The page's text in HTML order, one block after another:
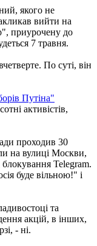
якого не
вийти на
приурочену до
7 травня.
По суті, він
Путіна"
активістів,
проходив 30
на вулиці Москви,
блокування Telegram.
буде вільною!" і
та
акцій, в інших,
- ні.